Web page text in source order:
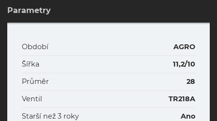
Parametry
Období
AGRO
Šířka
11,2/10
Průměr
28
Ventil
TR218A
Starší než 3 roky
Ano